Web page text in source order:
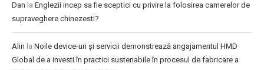
Dan la Englezii incep sa fie sceptici cu privire la folosirea camerelor de
supraveghere chinezesti?
Alin la Noile device-uri și servicii demonstrează angajamentul HMD
Global de a investi în practici sustenabile în procesul de fabricare a